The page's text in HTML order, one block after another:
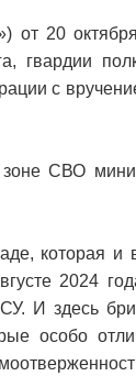
от 20
гвардии
с
СВО
которая
2024
И здесь
особо